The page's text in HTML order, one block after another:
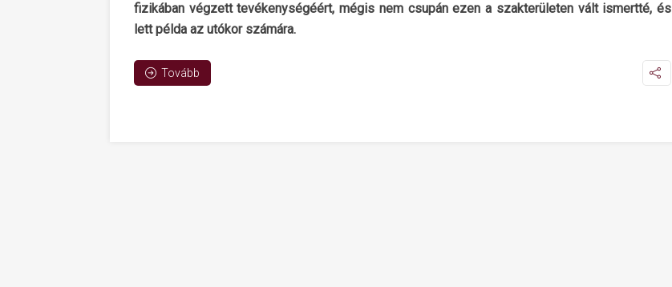
fizikában végzett tevékenységéért, mégis nem csupán ezen a szakterületen vált ismertté, és
lett példa az utókor számára.
Tovább